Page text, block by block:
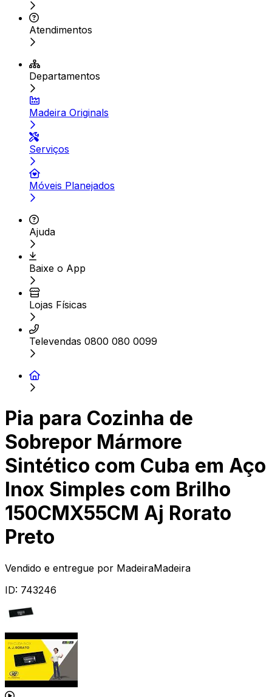
Atendimentos
Departamentos
Madeira Originals
Serviços
Móveis Planejados
Ajuda
Baixe o App
Lojas Físicas
Televendas 0800 080 0099
Pia para Cozinha de
Sobrepor Mármore
Sintético com Cuba em Aço
Inox Simples com Brilho
150CMX55CM Aj Rorato
Preto
Vendido e entregue por MadeiraMadeira
ID: 743246